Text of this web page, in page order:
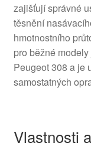
zajišťují správné
těsnění
hmotnostního
pro běžné
Peugeot 308 a je
samostatných
Vlastnosti